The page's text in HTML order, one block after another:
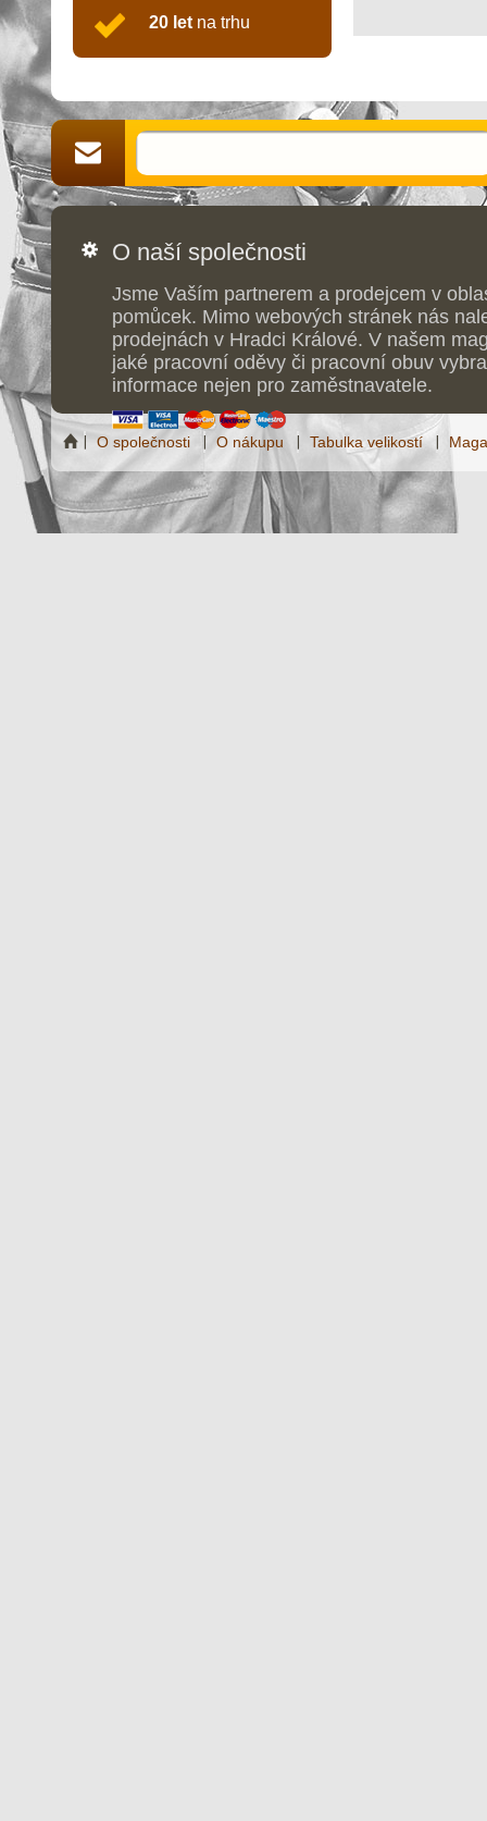
20 let na trhu
O naší společnosti
Jsme Vaším partnerem a prodejcem v
pomůcek. Mimo webových stránek nás
prodejnách v Hradci Králové. V našem
jaké pracovní oděvy či pracovní obuv
informace nejen pro zaměstnavatele.
O společnosti O nákupu Tabulka velikostí